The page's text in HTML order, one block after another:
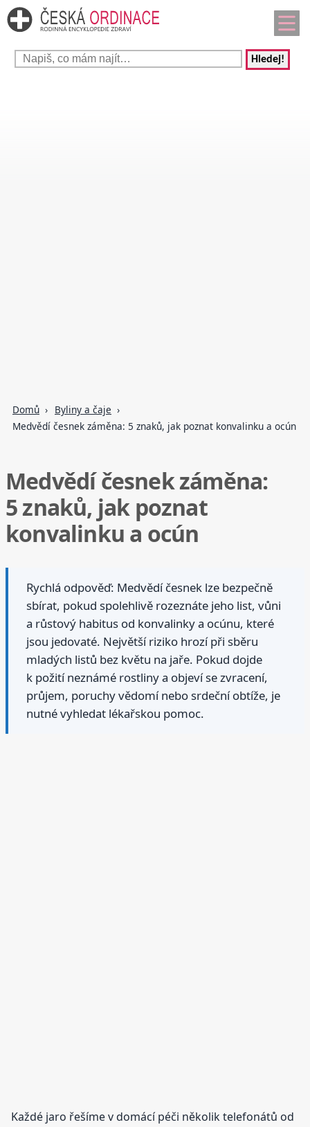
Hledej!
Domů
Byliny a čaje
Medvědí česnek záměna: 5 znaků, jak poznat konvalinku a ocún
Medvědí česnek záměna:
5 znaků, jak poznat
konvalinku a ocún
Rychlá odpověď: Medvědí česnek lze bezpečně
sbírat, pokud spolehlivě rozeznáte jeho list, vůni
a růstový habitus od konvalinky a ocúnu, které
jsou jedovaté. Největší riziko hrozí při sběru
mladých listů bez květu na jaře. Pokud dojde
k požití neznámé rostliny a objeví se zvracení,
průjem, poruchy vědomí nebo srdeční obtíže, je
nutné vyhledat lékařskou pomoc.
Každé jaro řešíme v domácí péči několik telefonátů od